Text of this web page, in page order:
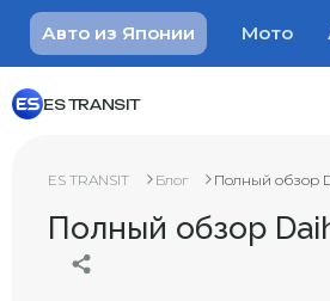
Авто из Японии Мото
ES TRANSIT
ES TRANSIT Блог Полный обзор
Полный обзор